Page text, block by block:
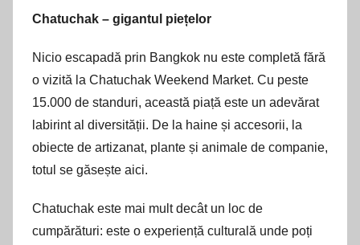
Chatuchak – gigantul piețelor
Nicio escapadă prin Bangkok nu este completă fără
o vizită la Chatuchak Weekend Market. Cu peste
15.000 de standuri, această piață este un adevărat
labirint al diversității. De la haine și accesorii, la
obiecte de artizanat, plante și animale de companie,
totul se găsește aici.
Chatuchak este mai mult decât un loc de
cumpărături: este o experiență culturală unde poți